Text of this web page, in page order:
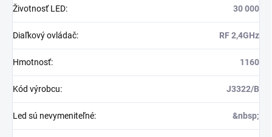
Životnosť LED: 30 000
Diaľkový ovládač: RF 2,4GHz
Hmotnosť: 1160
Kód výrobcu: J3322/B
Led sú nevymeniteľné: &nbsp;